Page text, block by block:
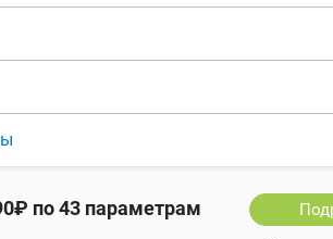
по 43 параметрам